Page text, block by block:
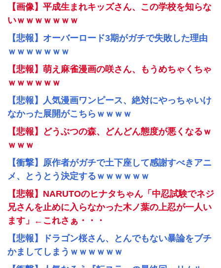
【画像】平成生まれキッズさん、この学校を知らな
いｗｗｗｗｗｗｗ
【悲報】オーバーロード3期がガチで失敗した理由
ｗｗｗｗｗｗｗ
【悲報】萌え麻雀漫画の咲さん、もうめちゃくちゃ
ｗｗｗｗｗｗ
【悲報】人気漫画ワンピース、絶対にやっちゃいけ
なかった展開がこちらｗｗｗｗ
【悲報】どうぶつの森、どんどん態度が悪くなるｗ
ｗｗｗ
【衝撃】原作者がガチで土下座して感謝すべきアニ
メ、とうとう決定するｗｗｗｗｗｗ
【悲報】NARUTOのヒナタちゃん「中忍試験でネジ
兄さんを止めに入らなかった木ノ葉の上忍が一人い
ます」←これさぁ・・・
【悲報】ドラゴン桜さん、とんでもない暴論をブチ
かましてしまうｗｗｗｗｗｗ